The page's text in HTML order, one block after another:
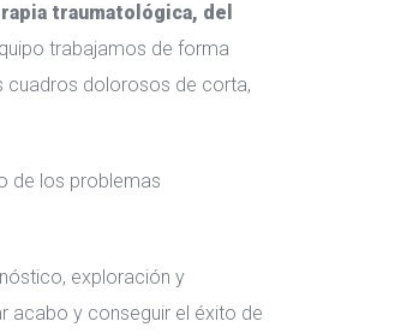
traumatológica, del
trabajamos de forma
cuadros dolorosos de corta,
de los problemas
exploración y
acabo y conseguir el éxito de